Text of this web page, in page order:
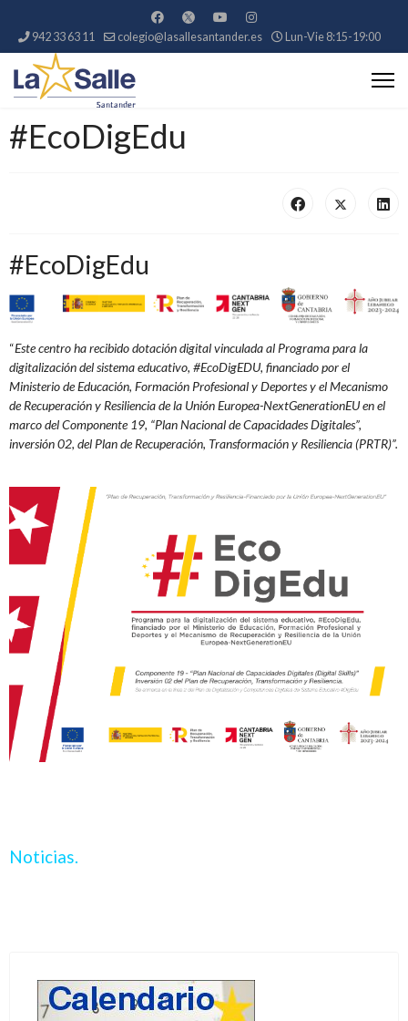
942 33 63 11 colegio@lasallesantander.es Lun-Vie 8:15-19:00
#EcoDigEdu
#EcoDigEdu
“Este centro ha recibido dotación digital vinculada al Programa para la
digitalización del sistema educativo, #EcoDigEDU, financiado por el
Ministerio de Educación, Formación Profesional y Deportes y el Mecanismo
de Recuperación y Resiliencia de la UniónEuropea-NextGenerationEU en el
marco del Componente 19, “Plan Nacional de Capacidades Digitales”,
inversión 02, del Plan de Recuperación, Transformación y Resiliencia (PRTR)”.
Noticias.